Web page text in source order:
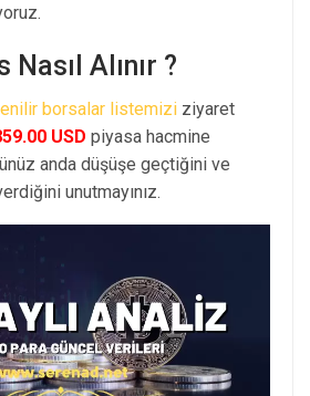
Nasıl Alınır ?
borsalar listemizi ziyaret
USD piyasa hacmine
anda düşüşe geçtiğini ve
unutmayınız.